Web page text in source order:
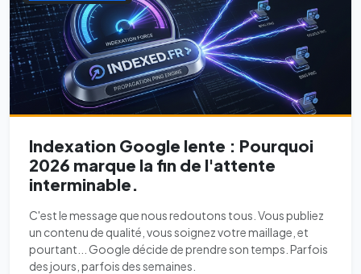
Indexation Google lente : Pourquoi
2026 marque la fin de l'attente
interminable.
C'est le message que nous redoutons tous. Vous publiez
un contenu de qualité, vous soignez votre maillage, et
pourtant... Google décide de prendre son temps. Parfois
des jours, parfois des semaines.